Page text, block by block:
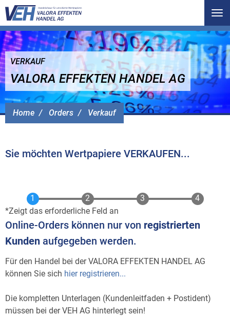
Home Orders Verkauf
VERKAUF
VALORA EFFEKTEN HANDEL AG
Sie möchten Wertpapiere VERKAUFEN...
Zeigt das erforderliche Feld an
Online-Orders können nur von registrierten
Kunden aufgegeben werden.
Für den Handel bei der VALORA EFFEKTEN HANDEL AG
können Sie sich hier registrieren...
Die kompletten Unterlagen (Kundenleitfaden + Postident)
müssen bei der VEH AG hinterlegt sein!